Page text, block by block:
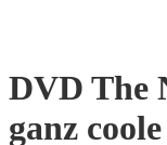
DVD The
ganz